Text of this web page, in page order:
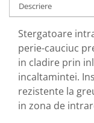
Descriere
Stergatoare
perie-cauciuc
in cladire prin
incaltamintei.
rezistente la
in zona de